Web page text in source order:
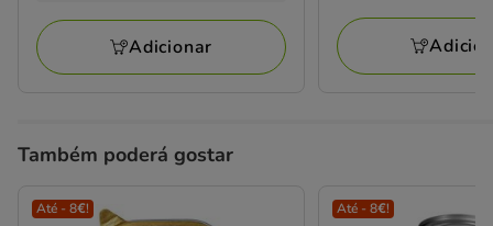
avaliações
145.29€
Adicionar
avaliações
a
67.98€
Também poderá gostar
Até - 8€! Até - 8€!